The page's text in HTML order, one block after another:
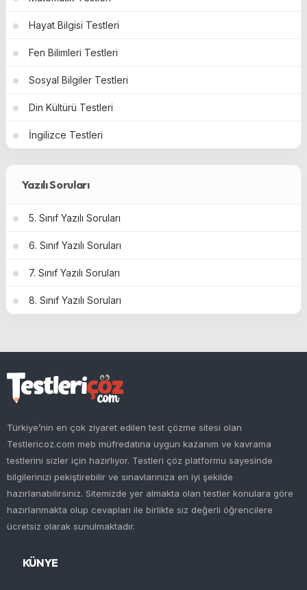
Hayat Bilgisi Testleri
Fen Bilimleri Testleri
Sosyal Bilgiler Testleri
Din Kültürü Testleri
İngilizce Testleri
Yazılı Soruları
5. Sınıf Yazılı Soruları
6. Sınıf Yazılı Soruları
7. Sınıf Yazılı Soruları
8. Sınıf Yazılı Soruları
Türkiye’nin en çok ziyaret edilen test çözme sitesi olan
Testlericoz.com meb müfredatına uygun kazanım ve kavrama
testlerini sizler için hazırlıyor. Testleri çöz platformu sayesinde
bilgilerinizi pekiştirebilir ve sınavlarınıza en iyi şekilde
hazırlanabilirsiniz. Sitemizde yer almakta olan testler konulara göre
hazırlanmakta olup cevapları ile birlikte siz değerli öğrencilere
ücretsiz olarak sunulmaktadır.
KÜNYE